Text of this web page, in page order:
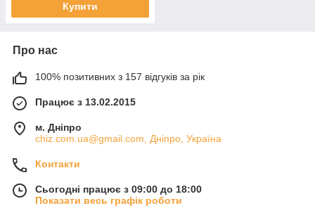
Купити
Про нас
100% позитивних з 157 відгуків за рік
Працює з 13.02.2015
м. Дніпро
chiz.com.ua@gmail.com, Дніпро, Україна
Контакти
Сьогодні працює з 09:00 до 18:00
Показати весь графік роботи